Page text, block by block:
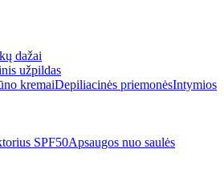
dažai
užpildas
kremaiDepiliacinės priemonėsIntymios
SPF50Apsaugos nuo saulės